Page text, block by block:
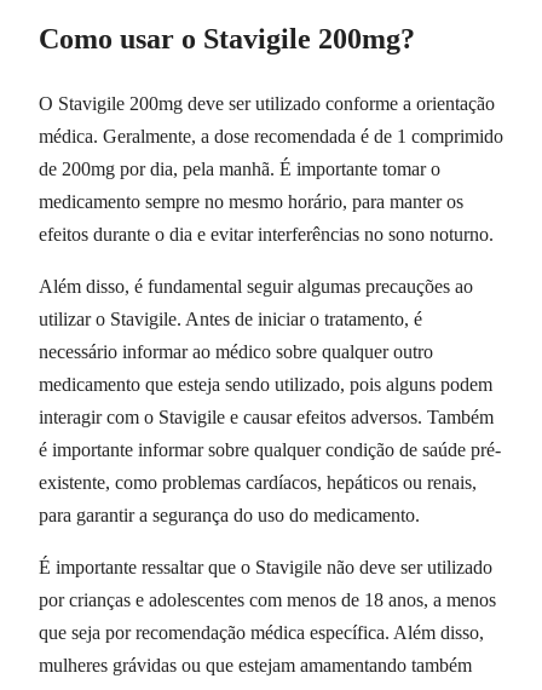
Como usar o Stavigile 200mg?
O Stavigile 200mg deve ser utilizado conforme a orientação
médica. Geralmente, a dose recomendada é de 1 comprimido
de 200mg por dia, pela manhã. É importante tomar o
medicamento sempre no mesmo horário, para manter os
efeitos durante o dia e evitar interferências no sono noturno.
Além disso, é fundamental seguir algumas precauções ao
utilizar o Stavigile. Antes de iniciar o tratamento, é
necessário informar ao médico sobre qualquer outro
medicamento que esteja sendo utilizado, pois alguns podem
interagir com o Stavigile e causar efeitos adversos. Também
é importante informar sobre qualquer condição de saúde pré-
existente, como problemas cardíacos, hepáticos ou renais,
para garantir a segurança do uso do medicamento.
É importante ressaltar que o Stavigile não deve ser utilizado
por crianças e adolescentes com menos de 18 anos, a menos
que seja por recomendação médica específica. Além disso,
mulheres grávidas ou que estejam amamentando também